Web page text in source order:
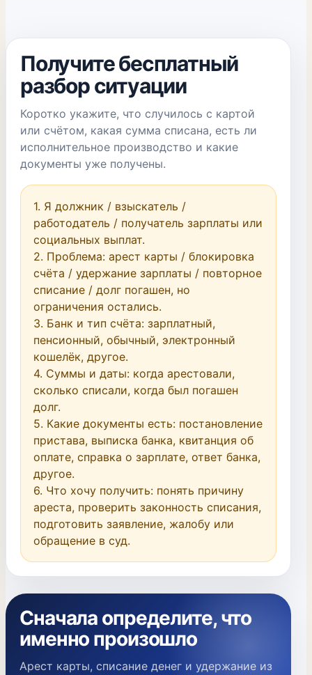
Получите бесплатный
разбор ситуации
Коротко укажите, что случилось с картой
или счётом, какая сумма списана, есть ли
исполнительное производство и какие
документы уже получены.
1. Я должник / взыскатель /
работодатель / получатель зарплаты или
социальных выплат.
2. Проблема: арест карты / блокировка
счёта / удержание зарплаты / повторное
списание / долг погашен, но
ограничения остались.
3. Банк и тип счёта: зарплатный,
пенсионный, обычный, электронный
кошелёк, другое.
4. Суммы и даты: когда арестовали,
сколько списали, когда был погашен
долг.
5. Какие документы есть: постановление
пристава, выписка банка, квитанция об
оплате, справка о зарплате, ответ банка,
другое.
6. Что хочу получить: понять причину
ареста, проверить законность списания,
подготовить заявление, жалобу или
обращение в суд.
Сначала определите, что
именно произошло
Арест карты, списание денег и удержание из